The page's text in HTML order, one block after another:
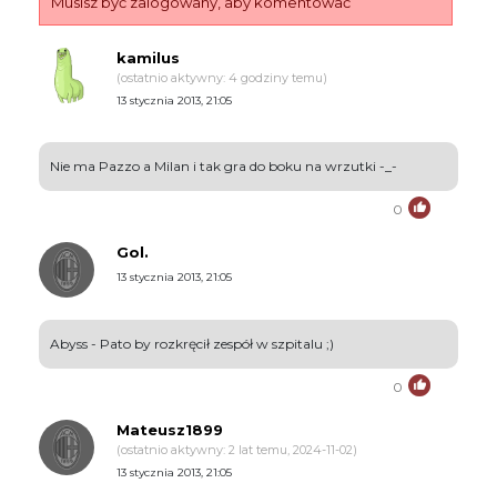
kamilus
(ostatnio aktywny: 4 godziny temu)
13 stycznia 2013, 21:05
Nie ma Pazzo a Milan i tak gra do boku na wrzutki -_-
0
Gol.
13 stycznia 2013, 21:05
Abyss - Pato by rozkręcił zespół w szpitalu ;)
0
Mateusz1899
(ostatnio aktywny: 2 lat temu, 2024-11-02)
13 stycznia 2013, 21:05